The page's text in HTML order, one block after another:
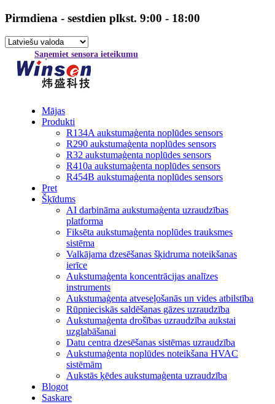
Pirmdiena - sestdien plkst. 9:00 - 18:00
Saņemiet sensora ieteikumu
Mājas
Produkti
R134A aukstumaģenta noplūdes sensors
R290 aukstumaģenta noplūdes sensors
R32 aukstumaģenta noplūdes sensors
R410a aukstumaģenta noplūdes sensors
R454B aukstumaģenta noplūdes sensors
Pret
Šķīdums
AI darbināma aukstumaģenta uzraudzības
platforma
Fiksēta aukstumaģenta noplūdes trauksmes
sistēma
Valkājama dzesēšanas šķidruma noteikšanas
ierīce
Aukstumaģenta koncentrācijas analīzes
instruments
Aukstumaģenta atveseļošanās un vides atbilstība
Rūpnieciskās saldēšanas gāzes uzraudzība
Aukstumaģenta drošības uzraudzība aukstai
uzglabāšanai
Datu centra dzesēšanas sistēmas uzraudzība
Aukstumaģenta noplūdes noteikšana HVAC
sistēmām
Aukstās ķēdes aukstumaģenta uzraudzība
Blogot
Saskare